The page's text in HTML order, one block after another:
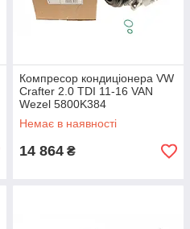
Компресор кондиціонера VW
Crafter 2.0 TDI 11-16 VAN
Wezel 5800K384
Немає в наявності
14 864 ₴